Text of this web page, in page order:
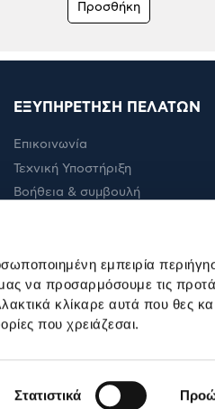
εμπειρία
να προσαρμόσουμε τις
κλίκαρε αυτά που θες
που χρειάζεσαι.
Στατιστικά
Προσθήκη
ΕΞΥΠΗΡΕΤΗΣΗ ΠΕΛΑΤΩΝ
Επικοινωνία
Τεχνική Υποστήριξη
Βοήθεια & συμβουλή
Όροι εμπορικών ενεργειών
Καταστήματα